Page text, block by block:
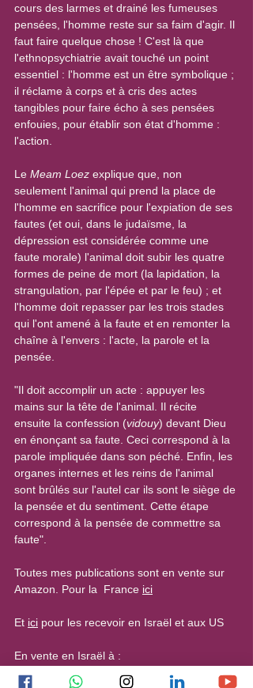
cours des larmes et drainé les fumeuses
pensées, l'homme reste sur sa faim d'agir. Il
faut faire quelque chose ! C'est là que
l'ethnopsychiatrie avait touché un point
essentiel : l'homme est un être symbolique ;
il réclame à corps et à cris des actes
tangibles pour faire écho à ses pensées
enfouies, pour établir son état d'homme :
l'action.
Le Meam Loez explique que, non
seulement l'animal qui prend la place de
l'homme en sacrifice pour l'expiation de ses
fautes (et oui, dans le judaïsme, la
dépression est considérée comme une
faute morale) l'animal doit subir les quatre
formes de peine de mort (la lapidation, la
strangulation, par l'épée et par le feu) ; et
l'homme doit repasser par les trois stades
qui l'ont amené à la faute et en remonter la
chaîne à l'envers : l'acte, la parole et la
pensée.
"Il doit accomplir un acte : appuyer les
mains sur la tête de l'animal. Il récite
ensuite la confession (vidouy) devant Dieu
en énonçant sa faute. Ceci correspond à la
parole impliquée dans son péché. Enfin, les
organes internes et les reins de l'animal
sont brûlés sur l'autel car ils sont le siège de
la pensée et du sentiment. Cette étape
correspond à la pensée de commettre sa
faute".
Toutes mes publications sont en vente sur
Amazon. Pour la  France ici
Et ici pour les recevoir en Israël et aux US
En vente en Israël à :
- Jérusalem : Gallia, 6 Mea Shearim